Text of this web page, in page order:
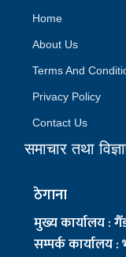
Home
About Us
Terms And
Privacy Policy
Contact Us
समाचार तथा
ठेगाना
मुख्य कार्यालय :
सम्पर्क कार्यालय